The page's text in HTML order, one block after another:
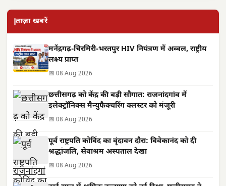
ताज़ा खबरें
मनेंद्रगढ़-चिरमिरी-भरतपुर HIV नियंत्रण में अव्वल, राष्ट्रीय
लक्ष्य प्राप्त
📅 08 Aug 2026
छत्तीसगढ़ को केंद्र की बड़ी सौगात: राजनांदगांव में
इलेक्ट्रॉनिक्स मैन्युफैक्चरिंग क्लस्टर को मंजूरी
📅 08 Aug 2026
पूर्व राष्ट्रपति कोविंद का वृंदावन दौरा: विवेकानंद को दी
श्रद्धांजलि, सेवाश्रम अस्पताल देखा
📅 08 Aug 2026